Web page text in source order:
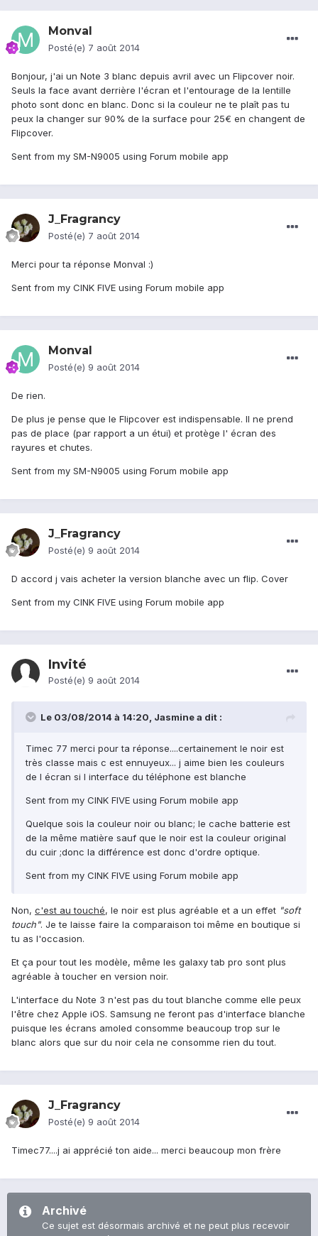
Monval
Posté(e) 7 août 2014
Bonjour, j'ai un Note 3 blanc depuis avril avec un Flipcover noir.
Seuls la face avant derrière l'écran et l'entourage de la lentille
photo sont donc en blanc. Donc si la couleur ne te plaît pas tu
peux la changer sur 90% de la surface pour 25€ en changent de
Flipcover.
Sent from my SM-N9005 using Forum mobile app
J_Fragrancy
Posté(e) 7 août 2014
Merci pour ta réponse Monval :)
Sent from my CINK FIVE using Forum mobile app
Monval
Posté(e) 9 août 2014
De rien.
De plus je pense que le Flipcover est indispensable. Il ne prend
pas de place (par rapport a un étui) et protège l' écran des
rayures et chutes.
Sent from my SM-N9005 using Forum mobile app
J_Fragrancy
Posté(e) 9 août 2014
D accord j vais acheter la version blanche avec un flip. Cover
Sent from my CINK FIVE using Forum mobile app
Invité
Posté(e) 9 août 2014
Le 03/08/2014 à 14:20, Jasmine a dit :
Timec 77 merci pour ta réponse....certainement le noir est
très classe mais c est ennuyeux... j aime bien les couleurs
de l écran si l interface du téléphone est blanche
Sent from my CINK FIVE using Forum mobile app
Quelque sois la couleur noir ou blanc; le cache batterie est
de la même matière sauf que le noir est la couleur original
du cuir ;donc la différence est donc d'ordre optique.
Sent from my CINK FIVE using Forum mobile app
Non, c'est au touché, le noir est plus agréable et a un effet "soft
touch". Je te laisse faire la comparaison toi même en boutique si
tu as l'occasion.
Et ça pour tout les modèle, même les galaxy tab pro sont plus
agréable à toucher en version noir.
L'interface du Note 3 n'est pas du tout blanche comme elle peux
l'être chez Apple iOS. Samsung ne feront pas d'interface blanche
puisque les écrans amoled consomme beaucoup trop sur le
blanc alors que sur du noir cela ne consomme rien du tout.
J_Fragrancy
Posté(e) 9 août 2014
Timec77....j ai apprécié ton aide... merci beaucoup mon frère
Archivé
Ce sujet est désormais archivé et ne peut plus recevoir